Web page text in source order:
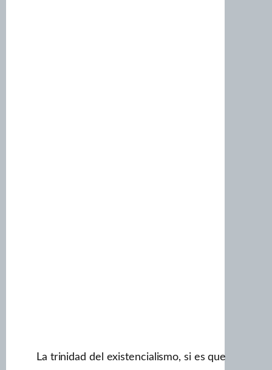
La trinidad del existencialismo, si es que